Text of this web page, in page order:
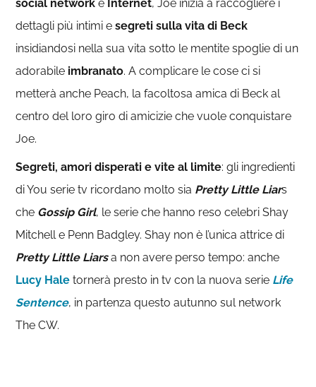
social network e Internet, Joe inizia a raccogliere i
dettagli più intimi esegreti sulla vita di Beck
insidiandosi nella sua vita sotto le mentite spoglie di un
adorabile imbranato. A complicare le cose ci si
metterà anche Peach, la facoltosa amica di Beck al
centro del loro giro di amicizie che vuole conquistare
Joe.
Segreti, amori disperati e vite al limite: gli ingredienti
di You serie tv ricordano molto sia Pretty Little Liars
che Gossip Girl, le serie che hanno reso celebri Shay
Mitchell e Penn Badgley. Shay non è l’unica attrice di
Pretty Little Liarsa non avere perso tempo: anche
Lucy Hale tornerà presto in tv con la nuova serie Life
Sentence, in partenza questo autunno sul network
The CW.